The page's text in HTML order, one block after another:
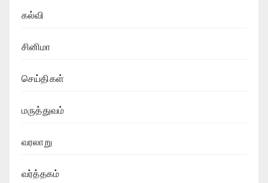
கல்வி
சினிமா
செய்திகள்
மருத்துவம்
வரலாறு
வர்த்தகம்